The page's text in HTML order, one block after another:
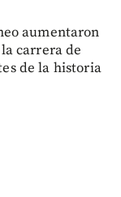
aumentaron
carrera de
de la historia